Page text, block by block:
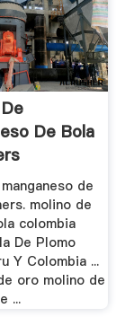
De Bola
de
molino de
colombia
De Plomo
Y Colombia ...
oro molino de
...